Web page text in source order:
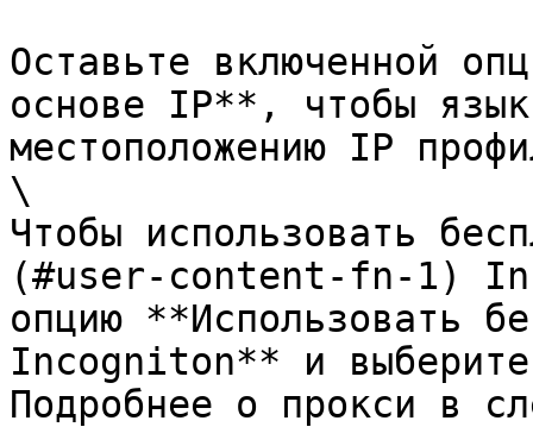
Оставьте включенной
основе IP**, чтобы язык
местоположению IP
\
Чтобы использовать
(#user-content-fn-1)
опцию **Использовать
Incogniton** и
Подробнее о прокси в